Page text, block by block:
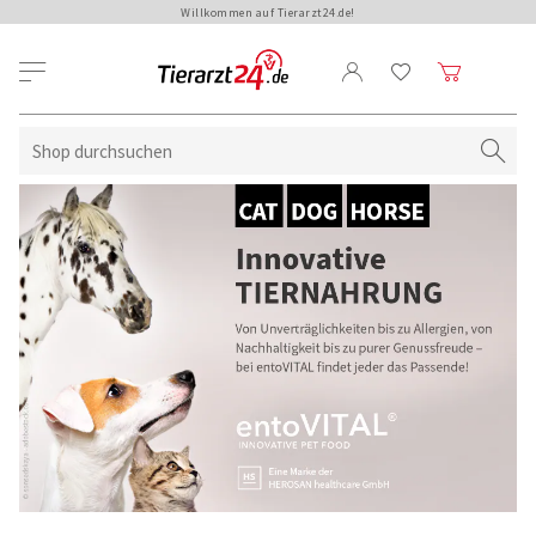
Willkommen auf Tierarzt24.de!